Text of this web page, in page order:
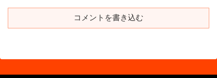
コメントを書き込む